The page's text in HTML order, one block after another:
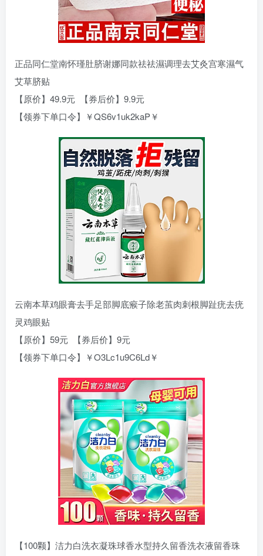
正品同仁堂南怀瑾肚脐谢娜同款祛祛濕调理去艾灸宫寒濕气
艾草脐贴
【原价】49.9元 【券后价】9.9元
【领券下单口令】￥QS6v1uk2kaP￥
云南本草鸡眼膏去手足部脚底瘊子除老茧肉刺根脚趾疣去疣
灵鸡眼贴
【原价】59元 【券后价】9元
【领券下单口令】￥O3Lc1u9C6Ld￥
【100颗】洁力白洗衣凝珠球香水型持久留香洗衣液留香珠